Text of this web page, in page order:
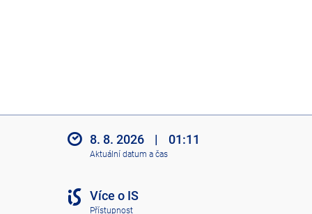
8. 8. 2026 | 01:11
Aktuální datum a čas
Více o IS
Přístupnost